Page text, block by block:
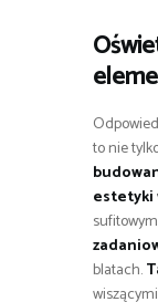
to nie
estetyki
blatach.